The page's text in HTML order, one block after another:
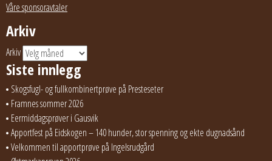
Våre sponsoravtaler
Arkiv
Arkiv
Siste innlegg
Skogsfugl- og fullkombinertprøve på Presteseter
Framnes sommer 2026
Eermiddagsprøver i Gausvik
Apportfest på Eidskogen – 140 hunder, stor spenning og ekte dugnadsånd
Velkommen til apportprøve på Ingelsrudgård